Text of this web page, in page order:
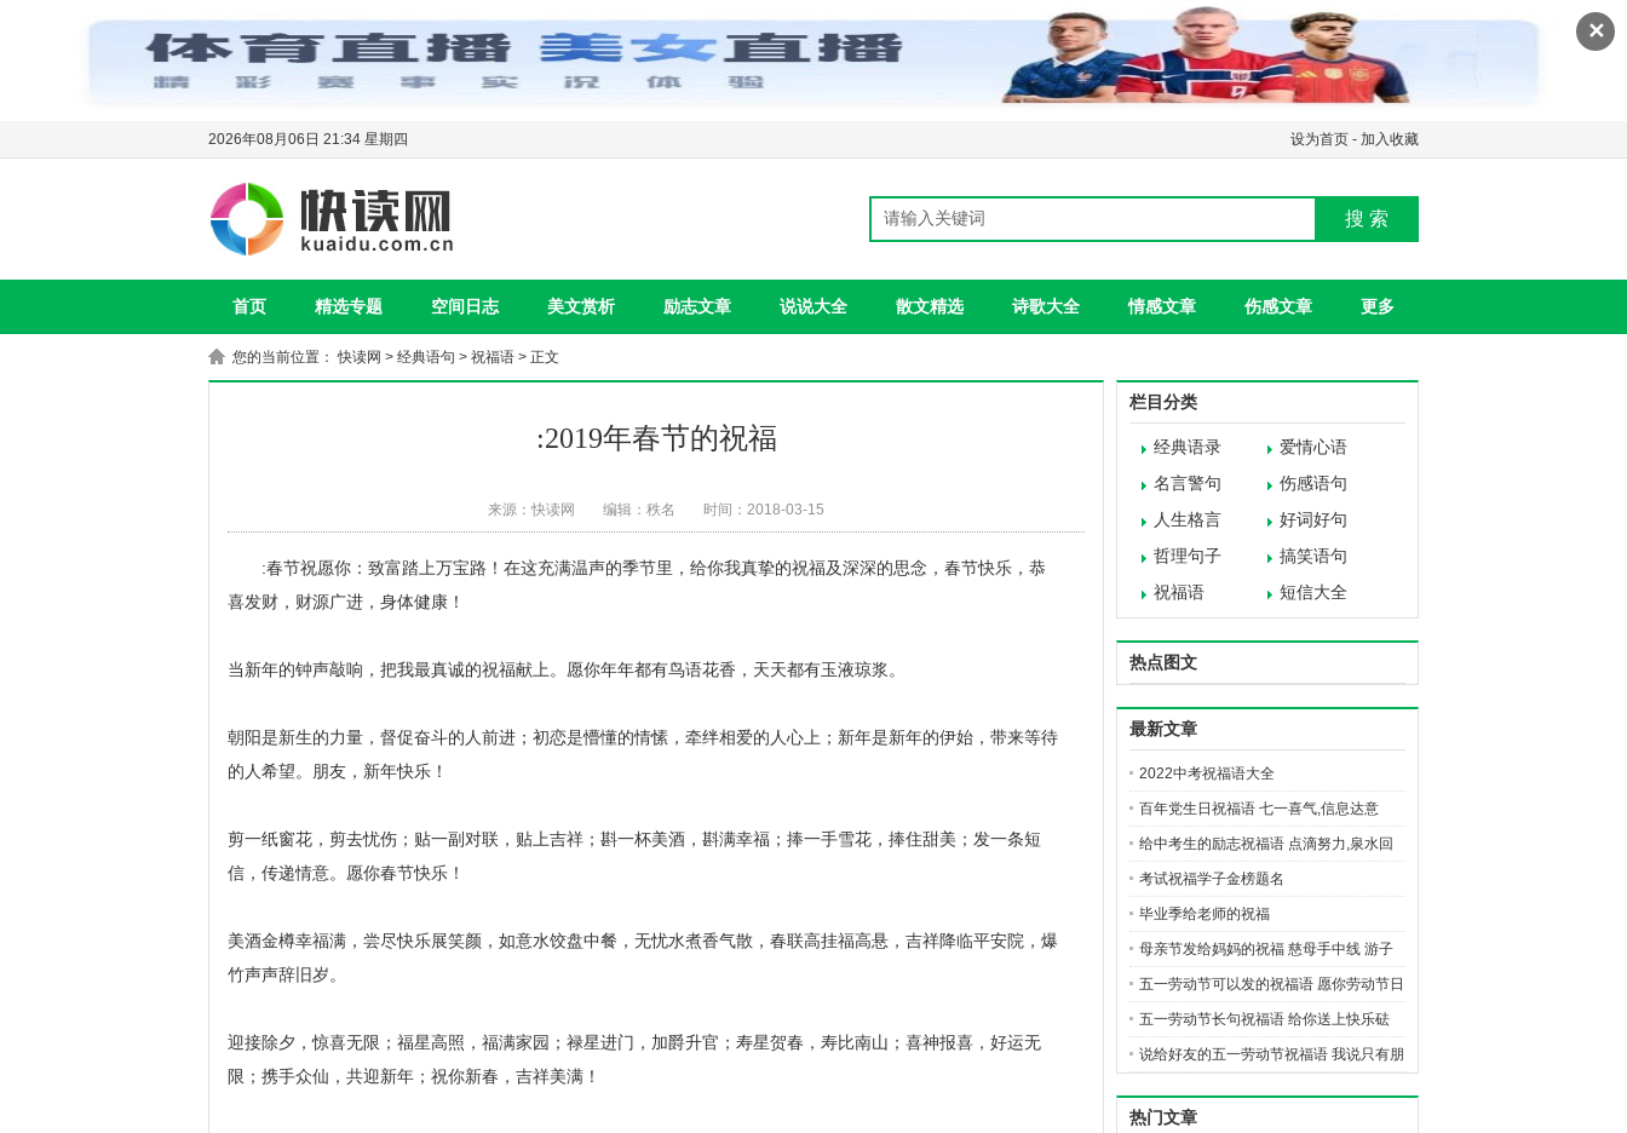
✕
设为首页 - 加入收藏
2026年08月06日 21:34 星期四
搜 索
首页 精选专题 空间日志 美文赏析 励志文章 说说大全 散文精选 诗歌大全 情感文章 伤感文章 更多
您的当前位置：快读网 > 经典语句 > 祝福语 > 正文
:2019年春节的祝福
来源：快读网 编辑：秩名 时间：2018-03-15
:春节祝愿你：致富踏上万宝路！在这充满温声的季节里，给你我真挚的祝福及深深的思念，春节快乐，恭
喜发财，财源广进，身体健康！
当新年的钟声敲响，把我最真诚的祝福献上。愿你年年都有鸟语花香，天天都有玉液琼浆。
朝阳是新生的力量，督促奋斗的人前进；初恋是懵懂的情愫，牵绊相爱的人心上；新年是新年的伊始，带来等待
的人希望。朋友，新年快乐！
剪一纸窗花，剪去忧伤；贴一副对联，贴上吉祥；斟一杯美酒，斟满幸福；捧一手雪花，捧住甜美；发一条短
信，传递情意。愿你春节快乐！
美酒金樽幸福满，尝尽快乐展笑颜，如意水饺盘中餐，无忧水煮香气散，春联高挂福高悬，吉祥降临平安院，爆
竹声声辞旧岁。
迎接除夕，惊喜无限；福星高照，福满家园；禄星进门，加爵升官；寿星贺春，寿比南山；喜神报喜，好运无
限；携手众仙，共迎新年；祝你新春，吉祥美满！
栏目分类
经典语录
爱情心语
名言警句
伤感语句
人生格言
好词好句
哲理句子
搞笑语句
祝福语
短信大全
热点图文
最新文章
2022中考祝福语大全
百年党生日祝福语 七一喜气,信息达意
给中考生的励志祝福语 点滴努力,泉水回
报
考试祝福学子金榜题名
毕业季给老师的祝福
母亲节发给妈妈的祝福 慈母手中线 游子
身上衣
五一劳动节可以发的祝福语 愿你劳动节日
里,吉祥快乐身边绕
五一劳动节长句祝福语 给你送上快乐砝
码,春暖花开五一假
说给好友的五一劳动节祝福语 我说只有朋
热门文章